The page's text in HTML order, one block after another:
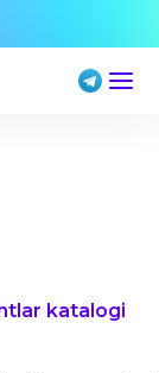
katalogi